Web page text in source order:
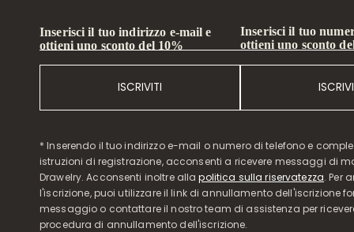
Inserisci il tuo indirizzo e-mail e
ottieni uno sconto del 10%
ISCRIVITI
Inserisci il tuo
ottieni uno sconto
* Inserendo il tuo indirizzo e-mail o numero di telefono e
istruzioni di registrazione, acconsenti a ricevere messaggi di
Drawelry. Acconsenti inoltre allapolitica sulla riservatezza. Per
l'iscrizione, puoi utilizzare il link di annullamento dell'iscrizione
messaggio o contattare il nostro team di assistenza per
procedura di annullamento dell'iscrizione.